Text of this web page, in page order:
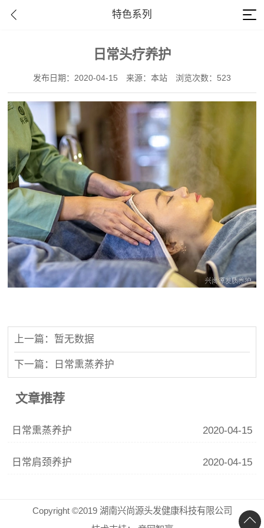
特色系列
日常头疗养护
发布日期：2020-04-15 来源：本站 浏览次数：523
上一篇：暂无数据
下一篇：日常熏蒸养护
文章推荐
日常熏蒸养护 2020-04-15
日常肩颈养护 2020-04-15
Copyright ©2019 湖南兴尚源头发健康科技有限公司